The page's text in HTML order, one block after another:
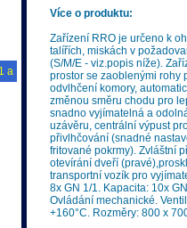
a
Více o produktu:
Zařízení RRO je určeno k
talířích, miskách v
(S/M/E - viz.popis níže).
prostor se zaoblenými rohy
odvlhčení komory,
změnou směru chodu pro
snadno vyjímatelná a
uzávěru, centrální výpust
přivlhčování (snadné
fritované pokrmy). Zvláštní
otevírání dveří
transportní vozík pro
8x GN 1/1. Kapacita: 10x
Ovládání mechanické.
+160°C. Rozměry: 800 x